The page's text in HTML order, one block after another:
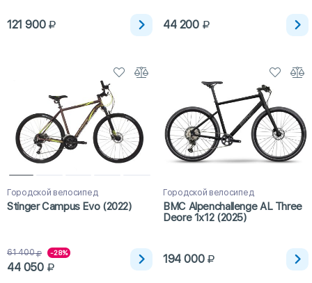
121 900 44 200
Городской велосипед
Stinger Campus Evo (2022)
61 400 -28%
44 050
Городской велосипед
BMC Alpenchallenge AL Three
Deore 1x12 (2025)
194 000